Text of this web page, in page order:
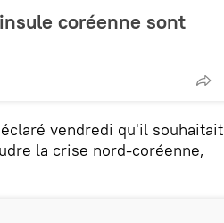
coréenne sont
vendredi qu'il souhaitait
la crise nord-coréenne,